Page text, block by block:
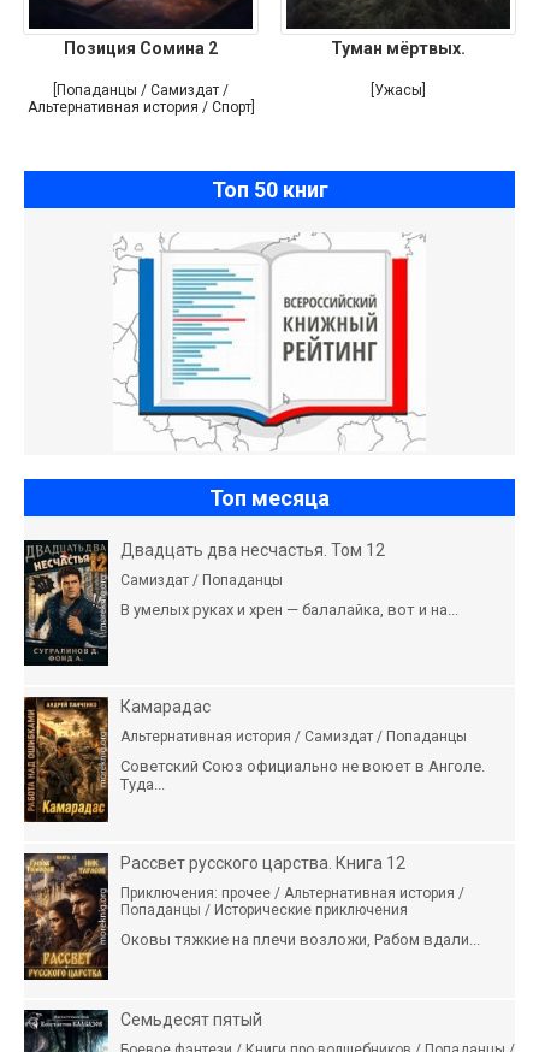
Позиция Сомина 2
[Попаданцы / Самиздат /
Альтернативная история / Спорт]
Туман мёртвых.
[Ужасы]
Топ 50 книг
Топ месяца
Двадцать два несчастья. Том 12
Самиздат / Попаданцы
В умелых руках и хрен — балалайка, вот и на...
Камарадас
Альтернативная история / Самиздат / Попаданцы
Советский Союз официально не воюет в Анголе.
Туда...
Рассвет русского царства. Книга 12
Приключения: прочее / Альтернативная история /
Попаданцы / Исторические приключения
Оковы тяжкие на плечи возложи, Рабом вдали...
Семьдесят пятый